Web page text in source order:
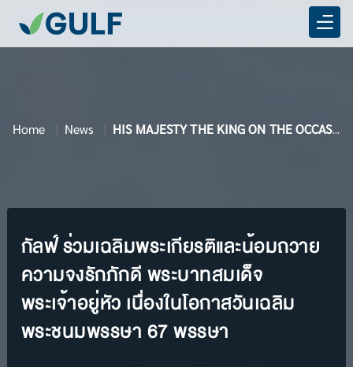
Home News HIS MAJESTY THE KING ON THE OCCASION OF HIS 67TH BIRTHDAY
กัลฟ์ ร่วมเฉลิมพระเกียรติและน้อมถวาย
ความจงรักภักดี พระบาทสมเด็จ
พระเจ้าอยู่หัว เนื่องในโอกาสวันเฉลิม
พระชนมพรรษา 67 พรรษา